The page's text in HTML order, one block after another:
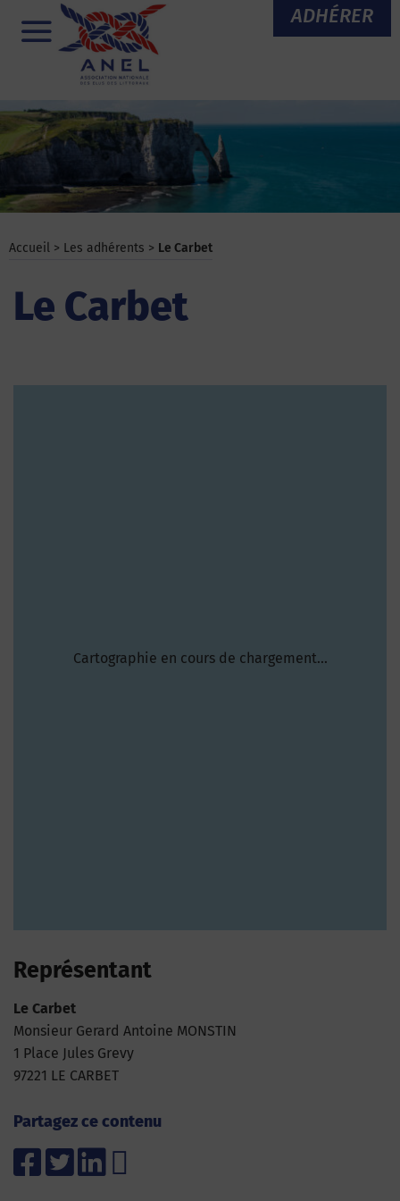
ADHÉRER
Menu
Accueil > Les adhérents > Le Carbet
Le Carbet
Cartographie en cours de chargement...
Représentant
Le Carbet
Monsieur Gerard Antoine MONSTIN
1 Place Jules Grevy
97221 LE CARBET
Partagez ce contenu